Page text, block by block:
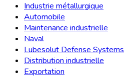
Industrie métallurgique
Automobile
Maintenance industrielle
Naval
Lubesolut Defense Systems
Distribution industrielle
Exportation